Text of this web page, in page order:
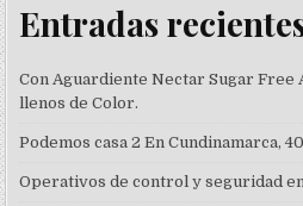
Entradas
Con Aguardiente Nectar Sugar Free
llenos de Color.
Podemos casa 2 En Cundinamarca,
Operativos de control y seguridad